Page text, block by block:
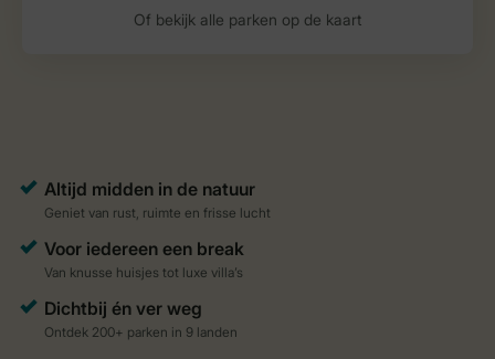
Of bekijk alle parken op de kaart